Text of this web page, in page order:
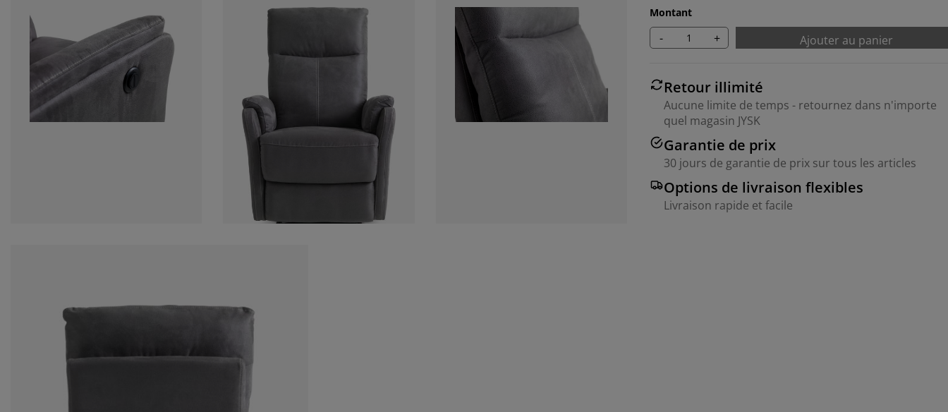
Montant
- + Ajouter au panier
Retour illimité
Aucune limite de temps - retournez dans n'importe
quel magasin JYSK
Garantie de prix
30 jours de garantie de prix sur tous les articles
Options de livraison flexibles
Livraison rapide et facile